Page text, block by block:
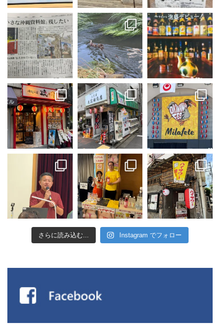
さらに読み込む... Instagram でフォロー